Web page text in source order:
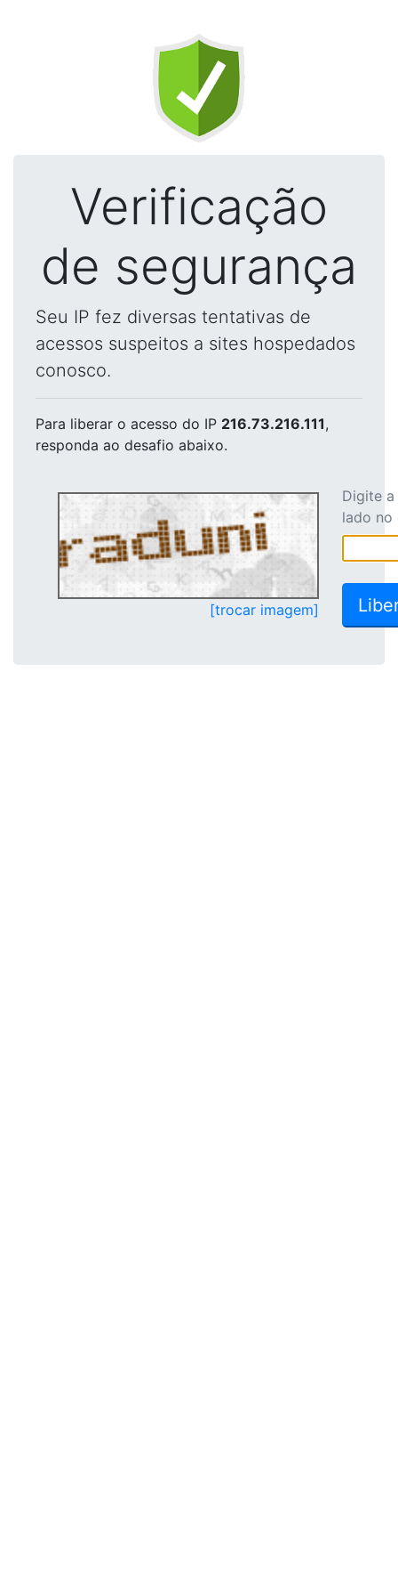
Verificação
de segurança
Seu IP fez diversas tentativas de
acessos suspeitos a sites hospedados
conosco.
Para liberar o acesso do IP 216.73.216.111,
responda ao desafio abaixo.
[trocar imagem]
Digite
lado no